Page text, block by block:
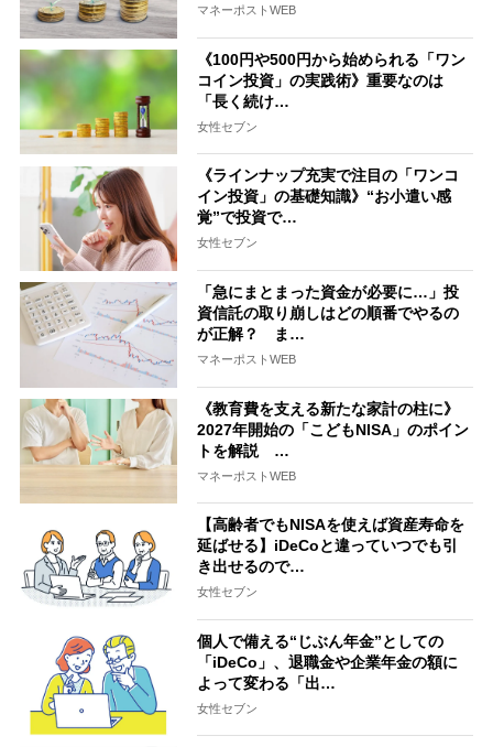
マネーポストWEB
《100円や500円から始められる「ワン
コイン投資」の実践術》重要なのは
「長く続け…
女性セブン
《ラインナップ充実で注目の「ワンコ
イン投資」の基礎知識》“お小遣い感
覚”で投資で…
女性セブン
「急にまとまった資金が必要に…」投
資信託の取り崩しはどの順番でやるの
が正解？ ま…
マネーポストWEB
《教育費を支える新たな家計の柱に》
2027年開始の「こどもNISA」のポイン
トを解説 …
マネーポストWEB
【高齢者でもNISAを使えば資産寿命を
延ばせる】iDeCoと違っていつでも引
き出せるので…
女性セブン
個人で備える“じぶん年金”としての
「iDeCo」、退職金や企業年金の額に
よって変わる「出…
女性セブン